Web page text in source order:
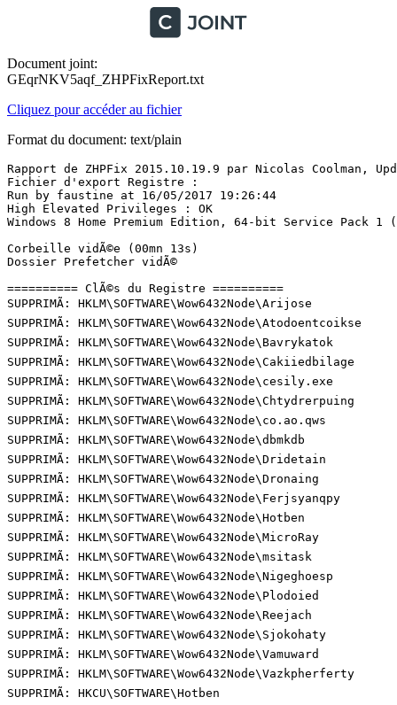
Document joint:
GEqrNKV5aqf_ZHPFixReport.txt
Cliquez pour accéder au fichier
Format du document: text/plain
Rapport de ZHPFix 2015.10.19.9 par Nicolas Coolman,
Fichier d'export Registre :
Run by faustine at 16/05/2017 19:26:44
High Elevated Privileges : OK
Windows 8 Home Premium Edition, 64-bit Service Pack 1
Corbeille vidÃ©e (00mn 13s)
Dossier Prefetcher vidÃ©
========== ClÃ©s du Registre ==========
SUPPRIMÃ: HKLM\SOFTWARE\Wow6432Node\Arijose
SUPPRIMÃ: HKLM\SOFTWARE\Wow6432Node\Atodoentcoikse
SUPPRIMÃ: HKLM\SOFTWARE\Wow6432Node\Bavrykatok
SUPPRIMÃ: HKLM\SOFTWARE\Wow6432Node\Cakiiedbilage
SUPPRIMÃ: HKLM\SOFTWARE\Wow6432Node\cesily.exe
SUPPRIMÃ: HKLM\SOFTWARE\Wow6432Node\Chtydrerpuing
SUPPRIMÃ: HKLM\SOFTWARE\Wow6432Node\co.ao.qws
SUPPRIMÃ: HKLM\SOFTWARE\Wow6432Node\dbmkdb
SUPPRIMÃ: HKLM\SOFTWARE\Wow6432Node\Dridetain
SUPPRIMÃ: HKLM\SOFTWARE\Wow6432Node\Dronaing
SUPPRIMÃ: HKLM\SOFTWARE\Wow6432Node\Ferjsyanqpy
SUPPRIMÃ: HKLM\SOFTWARE\Wow6432Node\Hotben
SUPPRIMÃ: HKLM\SOFTWARE\Wow6432Node\MicroRay
SUPPRIMÃ: HKLM\SOFTWARE\Wow6432Node\msitask
SUPPRIMÃ: HKLM\SOFTWARE\Wow6432Node\Nigeghoesp
SUPPRIMÃ: HKLM\SOFTWARE\Wow6432Node\Plodoied
SUPPRIMÃ: HKLM\SOFTWARE\Wow6432Node\Reejach
SUPPRIMÃ: HKLM\SOFTWARE\Wow6432Node\Sjokohaty
SUPPRIMÃ: HKLM\SOFTWARE\Wow6432Node\Vamuward
SUPPRIMÃ: HKLM\SOFTWARE\Wow6432Node\Vazkpherferty
SUPPRIMÃ: HKCU\SOFTWARE\Hotben